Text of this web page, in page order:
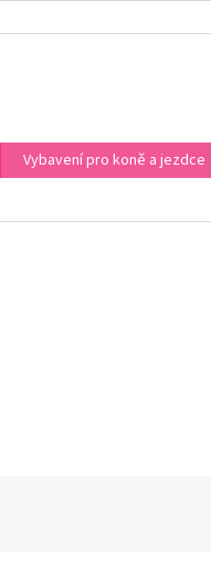
Vybavení pro koně a jezdce